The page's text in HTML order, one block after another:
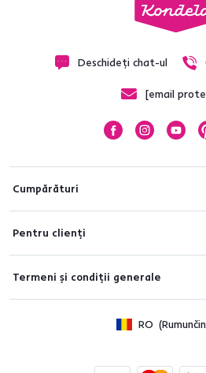
Deschideți chat-ul
[email
Cumpărături
Pentru clienți
Termeni și condiții generale
RO